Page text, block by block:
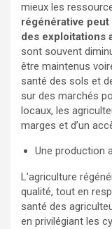
mieux les
régénérative
des exploitations
sont souvent
être maintenus
santé des sols et
sur des marchés
locaux, les
marges et d’un
Une production
L’agriculture
qualité, tout en
santé des
en privilégiant les